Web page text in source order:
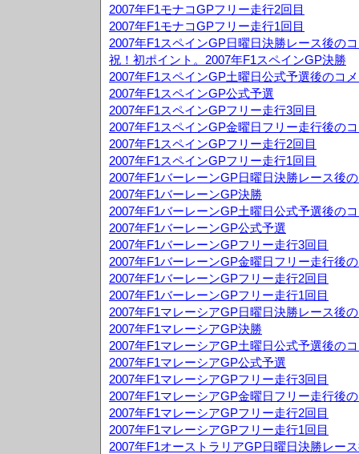
2007年F1モナコGPフリー走行2回目
2007年F1モナコGPフリー走行1回目
2007年F1スペインGP日曜日決勝レース後の
祝！初ポイント。2007年F1スペインGP決勝
2007年F1スペインGP土曜日公式予選後のコ
2007年F1スペインGP公式予選
2007年F1スペインGPフリー走行3回目
2007年F1スペインGP金曜日フリー走行後の
2007年F1スペインGPフリー走行2回目
2007年F1スペインGPフリー走行1回目
2007年F1バーレーンGP日曜日決勝レース後
2007年F1バーレーンGP決勝
2007年F1バーレーンGP土曜日公式予選後の
2007年F1バーレーンGP公式予選
2007年F1バーレーンGPフリー走行3回目
2007年F1バーレーンGP金曜日フリー走行後
2007年F1バーレーンGPフリー走行2回目
2007年F1バーレーンGPフリー走行1回目
2007年F1マレーシアGP日曜日決勝レース後
2007年F1マレーシアGP決勝
2007年F1マレーシアGP土曜日公式予選後の
2007年F1マレーシアGP公式予選
2007年F1マレーシアGPフリー走行3回目
2007年F1マレーシアGP金曜日フリー走行後
2007年F1マレーシアGPフリー走行2回目
2007年F1マレーシアGPフリー走行1回目
2007年F1オーストラリアGP日曜日決勝レー